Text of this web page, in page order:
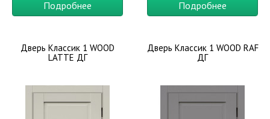
Подробнее Подробнее
Дверь Классик 1 WOOD
LATTE ДГ
Дверь Классик 1 WOOD RAF
ДГ